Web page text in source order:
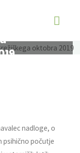
nadloge, o
psihično počutje